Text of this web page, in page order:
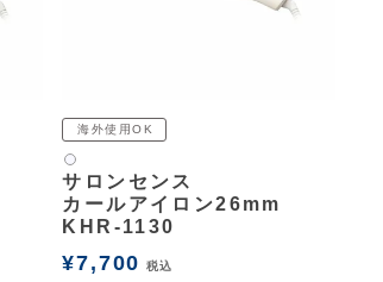
海外使用OK
白2
サロンセンス
カールアイロン26mm
KHR-1130
¥7,700 税込